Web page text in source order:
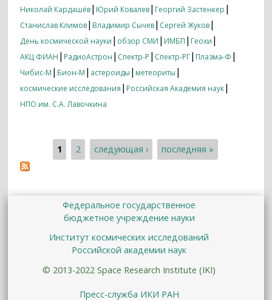
Николай Кардашёв| Юрий Ковалев| Георгий Застенкер |
Станислав Климов| Владимир Сычев| Сергей Жуков|
День космической науки | обзор СМИ | ИМБП | Геохи |
АКЦ ФИАН | РадиоАстрон | Спектр-Р | Спектр-РГ| Плазма-Ф |
Чибис-М | Бион-М | астероиды | метеориты |
космические исследования | Российская Академия наук|
НПО им. С.А. Лавочкина
Страницы
1 2 следующая › последняя »
Федеральное государственное
бюджетное учреждение науки
Институт космических исследований
Российской академии наук
© 2013-2022 Space Research Institute (IKI)
Пресс-служба ИКИ РАН